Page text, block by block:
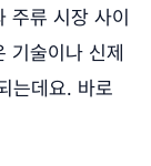
주류 시장 사이
기술이나 신제
는데요. 바로